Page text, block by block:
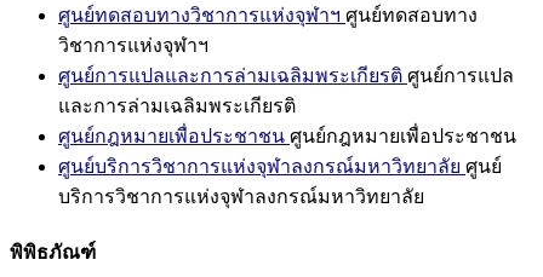
ศูนย์ทดสอบทางวิชาการแห่งจุฬาฯ ศูนย์ทดสอบทาง
วิชาการแห่งจุฬาฯ
ศูนย์การแปลและการล่ามเฉลิมพระเกียรติ ศูนย์การแปล
และการล่ามเฉลิมพระเกียรติ
ศูนย์กฎหมายเพื่อประชาชน ศูนย์กฎหมายเพื่อประชาชน
ศูนย์บริการวิชาการแห่งจุฬาลงกรณ์มหาวิทยาลัย ศูนย์
บริการวิชาการแห่งจุฬาลงกรณ์มหาวิทยาลัย
พิพิธภัณฑ์